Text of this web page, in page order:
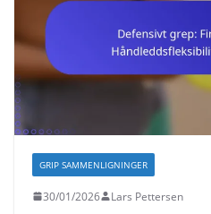
GRIP SAMMENLIGNINGER
30/01/2026 Lars Pettersen